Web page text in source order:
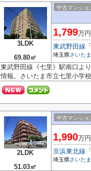
3LDK
69.80㎡
中古マンショ
1,799万円
東武野田線 「
埼玉県さいた
東武野田線《七里》駅南口よ
情報。さいたま市立七里小学
2LDK
51.03㎡
中古マンショ
1,990万円
京浜東北線 「
埼玉県さいた